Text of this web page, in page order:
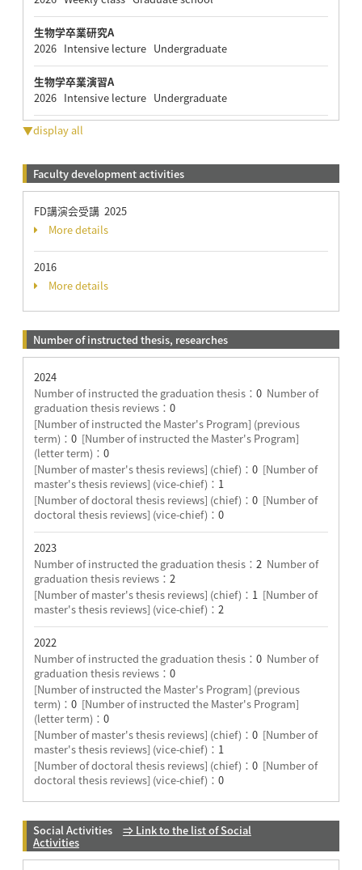
生物学卒業研究A
2026 Intensive lecture Undergraduate
生物学卒業演習A
2026 Intensive lecture Undergraduate
▼display all
Faculty development activities
FD講演会受講 2025
More details
2016
More details
Number of instructed thesis, researches
2024
Number of instructed the graduation thesis： 0 Number of
graduation thesis reviews： 0
[Number of instructed the Master's Program] (previous
term)： 0 [Number of instructed the Master's Program]
(letter term)： 0
[Number of master's thesis reviews] (chief)： 0 [Number of
master's thesis reviews] (vice-chief)： 1
[Number of doctoral thesis reviews] (chief)： 0 [Number of
doctoral thesis reviews] (vice-chief)： 0
2023
Number of instructed the graduation thesis： 2 Number of
graduation thesis reviews： 2
[Number of master's thesis reviews] (chief)： 1 [Number of
master's thesis reviews] (vice-chief)： 2
2022
Number of instructed the graduation thesis： 0 Number of
graduation thesis reviews： 0
[Number of instructed the Master's Program] (previous
term)： 0 [Number of instructed the Master's Program]
(letter term)： 0
[Number of master's thesis reviews] (chief)： 0 [Number of
master's thesis reviews] (vice-chief)： 1
[Number of doctoral thesis reviews] (chief)： 0 [Number of
doctoral thesis reviews] (vice-chief)： 0
Social Activities ⇒ Link to the list of Social
Activities